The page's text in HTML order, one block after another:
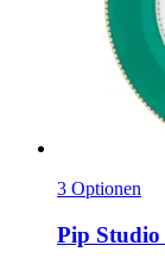
3 Optionen
Pip Studio